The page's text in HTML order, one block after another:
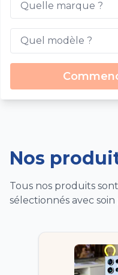
Quelle marque ?
Quel modèle ?
Nos
Tous nos produits
sélectionnés avec